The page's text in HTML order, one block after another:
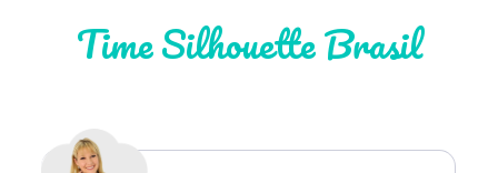
Time Silhouette Brasil
Thiara Ney